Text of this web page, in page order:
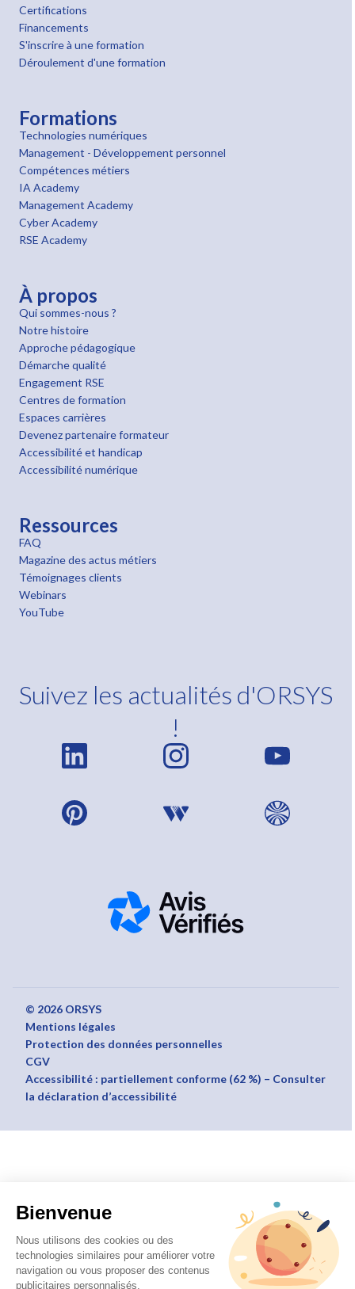
Bienvenue
Nous utilisons des cookies ou des
technologies similaires pour améliorer votre
navigation ou vous proposer des contenus
publicitaires personnalisés.
Certifications
Financements
S'inscrire à une formation
Déroulement d'une formation
Formations
Technologies numériques
Management - Développement personnel
Compétences métiers
IA Academy
Management Academy
Cyber Academy
RSE Academy
À propos
Qui sommes-nous ?
Notre histoire
Approche pédagogique
Démarche qualité
Engagement RSE
Centres de formation
Espaces carrières
Devenez partenaire formateur
Accessibilité et handicap
Accessibilité numérique
Ressources
FAQ
Magazine des actus métiers
Témoignages clients
Webinars
YouTube
Suivez les actualités d'ORSYS
!
© 2026 ORSYS
Mentions légales
Protection des données personnelles
CGV
Accessibilité : partiellement conforme (62 %) – Consulter
la déclaration d’accessibilité